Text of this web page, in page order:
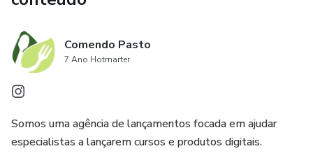
equilibrada e longe das doenças.
👉 Adquira agora seu ebook Tratamentos Naturais e
descubra como pequenos hábitos podem gerar grandes
Comendo Pasto
7 Ano Hotmarter
Somos uma agência de lançamentos focada em ajudar
especialistas a lançarem cursos e produtos digitais.